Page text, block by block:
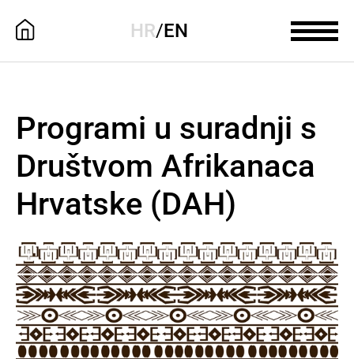
HR/EN
Programi u suradnji s
Društvom Afrikanaca
Hrvatske (DAH)